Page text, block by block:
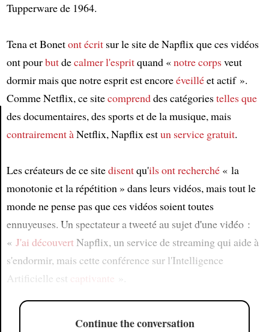
Article
Tupperware de 1964.
Tena et Bonetont écritsur le site de Napflix que ces vidéos
ont pourbutdecalmer l'espritquand «notre corpsveut
dormir mais que notre esprit est encoreéveilléet actif ».
Comme Netflix, ce sitecomprenddes catégoriestelles que
des documentaires, des sports et de la musique, mais
contrairement àNetflix, Napflix estun service gratuit.
Les créateurs de ce sitedisentqu'ils ont recherché« la
monotonie et la répétition » dans leurs vidéos, mais tout le
monde ne pense pas que ces vidéos soient toutes
ennuyeuses. Un spectateur a tweeté au sujet d'une vidéo :
« J'ai découvertNapflix, un service de streaming qui aide à
s'endormir, mais cette conférence sur l'Intelligence
Artificielle est captivante ».
Continue the conversation